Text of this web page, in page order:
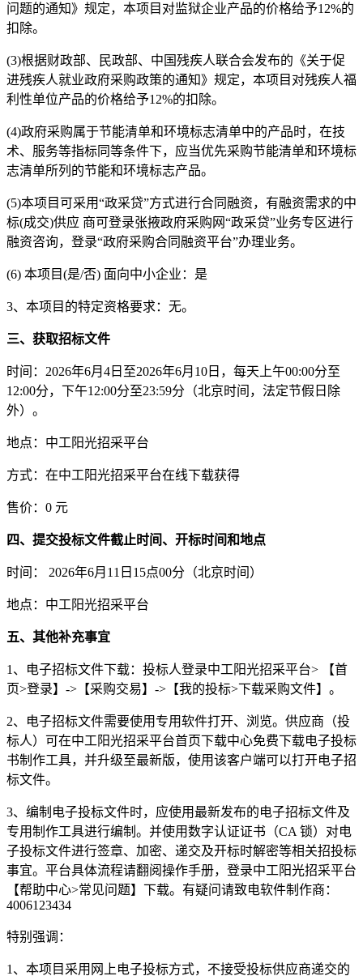
问题的通知》规定，本项目对监狱企业产品的价格给予12%的
扣除。
(3)根据财政部、民政部、中国残疾人联合会发布的《关于促
进残疾人就业政府采购政策的通知》规定，本项目对残疾人福
利性单位产品的价格给予12%的扣除。
(4)政府采购属于节能清单和环境标志清单中的产品时，在技
术、服务等指标同等条件下，应当优先采购节能清单和环境标
志清单所列的节能和环境标志产品。
(5)本项目可采用“政采贷”方式进行合同融资，有融资需求的中
标(成交)供应 商可登录张掖政府采购网“政采贷”业务专区进行
融资咨询，登录“政府采购合同融资平台”办理业务。
(6) 本项目(是/否) 面向中小企业：是
3、本项目的特定资格要求： 无。
三、获取招标文件
时间： 2026年6月 4 日至2026年6月 10 日，每天上午00:00分至
12:00分，下午12:00分至23:59分（北京时间，法定节假日除
外）。
地点：中工阳光招采平台
方式：在中工阳光招采平台在线下载获得
售价： 0 元
四、提交投标文件截止时间、开标时间和地点
时间： 2026年6月 11 日 15点00分（北京时间）
地点：中工阳光招采平台
五、其他补充事宜
1、电子招标文件下载：投标人登录中工阳光招采平台> 【首
页>登录】->【采购交易】->【我的投标>下载采购文件】。
2、电子招标文件需要使用专用软件打开、浏览。供应商（投
标人）可在中工阳光招采平台首页下载中心免费下载电子投标
书制作工具，并升级至最新版，使用该客户端可以打开电子招
标文件。
3、编制电子投标文件时，应使用最新发布的电子招标文件及
专用制作工具进行编制。并使用数字认证证书（CA 锁）对电
子投标文件进行签章、加密、递交及开标时解密等相关招投标
事宜。平台具体流程请翻阅操作手册，登录中工阳光招采平台
【帮助中心>常见问题】下载。有疑问请致电软件制作商：
4006123434
特别强调：
1、本项目采用网上电子投标方式，不接受投标供应商递交的